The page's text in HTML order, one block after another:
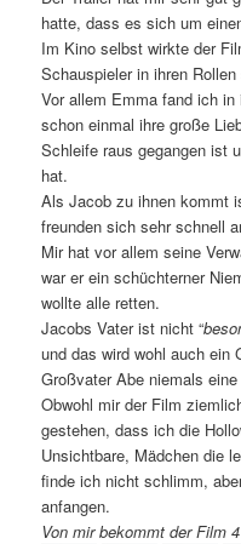
hatte, dass es sich um
Im Kino selbst wirkte der
Schauspieler in ihren
Vor allem Emma fand ich
schon einmal ihre große
Schleife raus gegangen ist
hat.
Als Jacob zu ihnen kommt
freunden sich sehr schnell
Mir hat vor allem seine
war er ein schüchterner
wollte alle retten.
Jacobs Vater ist nicht “
und das wird wohl auch ein
Großvater Abe niemals
Obwohl mir der Film
gestehen, dass ich die
Unsichtbare, Mädchen die
finde ich nicht schlimm,
anfangen.
Von mir bekommt der Film